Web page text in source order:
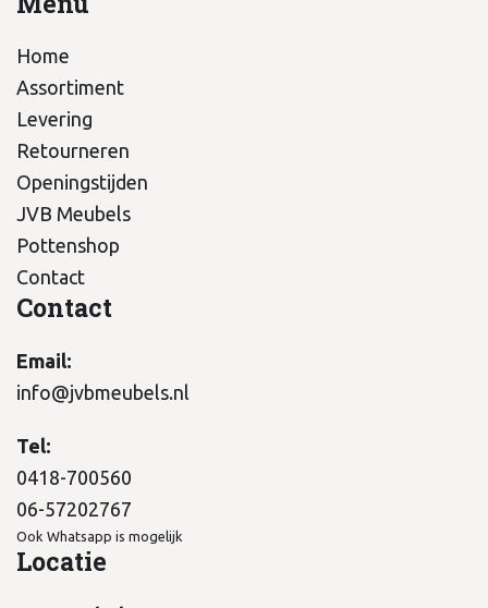
Home
Assortiment
Levering
Retourneren
Openingstijden
JVB Meubels
Pottenshop
Contact
Contact
Email:
info@jvbmeubels.nl
Tel:
0418-700560
06-57202767
Ook Whatsapp is mogelijk
Locatie